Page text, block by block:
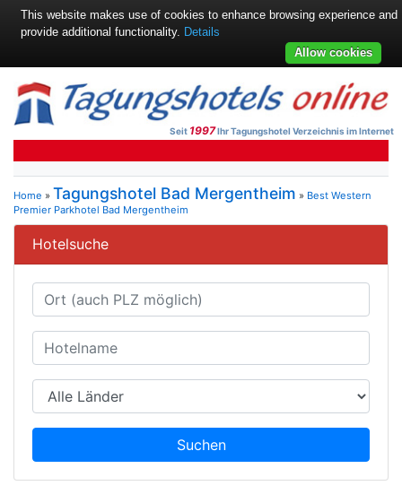
Seit 1997Ihr Tagungshotel Verzeichnis im Internet
Home » Tagungshotel Bad Mergentheim » Best Western
Premier Parkhotel Bad Mergentheim
Hotelsuche
Suchen
This website makes use of cookies to enhance browsing experience and
provide additional functionality. Details
Allow cookies